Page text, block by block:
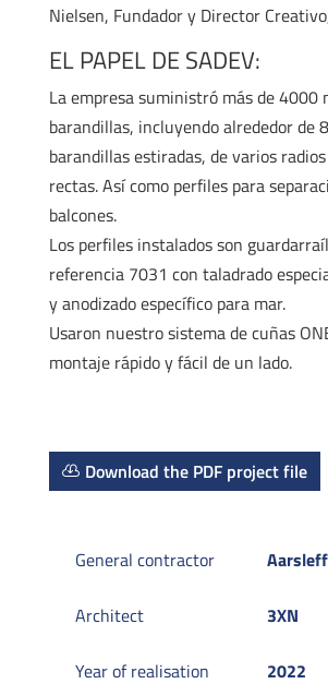
Nielsen, Fundador y Director
EL PAPEL DE SADEV:
La empresa suministró más de 4000
barandillas, incluyendo alrededor de
barandillas estiradas, de varios
rectas. Así como perfiles para
balcones.
Los perfiles instalados son
referencia 7031 con taladrado
y anodizado específico para mar.
Usaron nuestro sistema de cuñas
montaje rápido y fácil de un lado.
Download the PDF project file
General contractor Aarsleff
Architect 3XN
Year of realisation 2022